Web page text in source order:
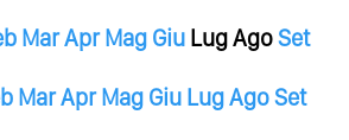
MarApr Mag Giu LugAgoSet
MarApr Mag Giu LugAgoSet